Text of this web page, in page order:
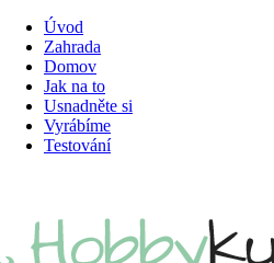
Úvod
Zahrada
Domov
Jak na to
Usnadněte si
Vyrábíme
Testování